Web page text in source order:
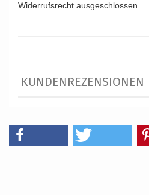
Widerrufsrecht ausgeschlossen.
KUNDENREZENSIONEN